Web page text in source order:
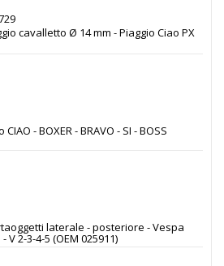
cavalletto Ø 14 mm - Piaggio Ciao PX
- BOXER - BRAVO - SI - BOSS
laterale - posteriore - Vespa
V 2-3-4-5 (OEM 025911)